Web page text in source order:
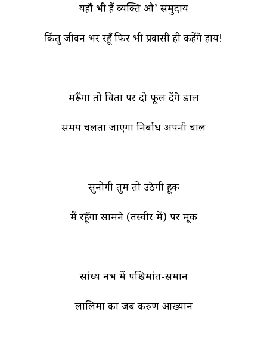
यहाँ भी हैं व्यक्ति औ’ समुदाय
किंतु जीवन भर रहूँ फिर भी प्रवासी ही कहेंगे हाय!
मरूँगा तो चिता पर दो फूल देंगे डाल
समय चलता जाएगा निर्बाध अपनी चाल
सुनोगी तुम तो उठेगी हूक
मैं रहूँगा सामने (तस्वीर में) पर मूक
सांध्य नभ में पश्चिमांत-समान
लालिमा का जब करुण आख्यान